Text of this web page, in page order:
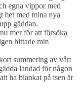
egna vippor med
het med mina nya
gäddan.
mer för att försöka
hittade min
summering av vårt
landad för någon
ha blankat på isen är